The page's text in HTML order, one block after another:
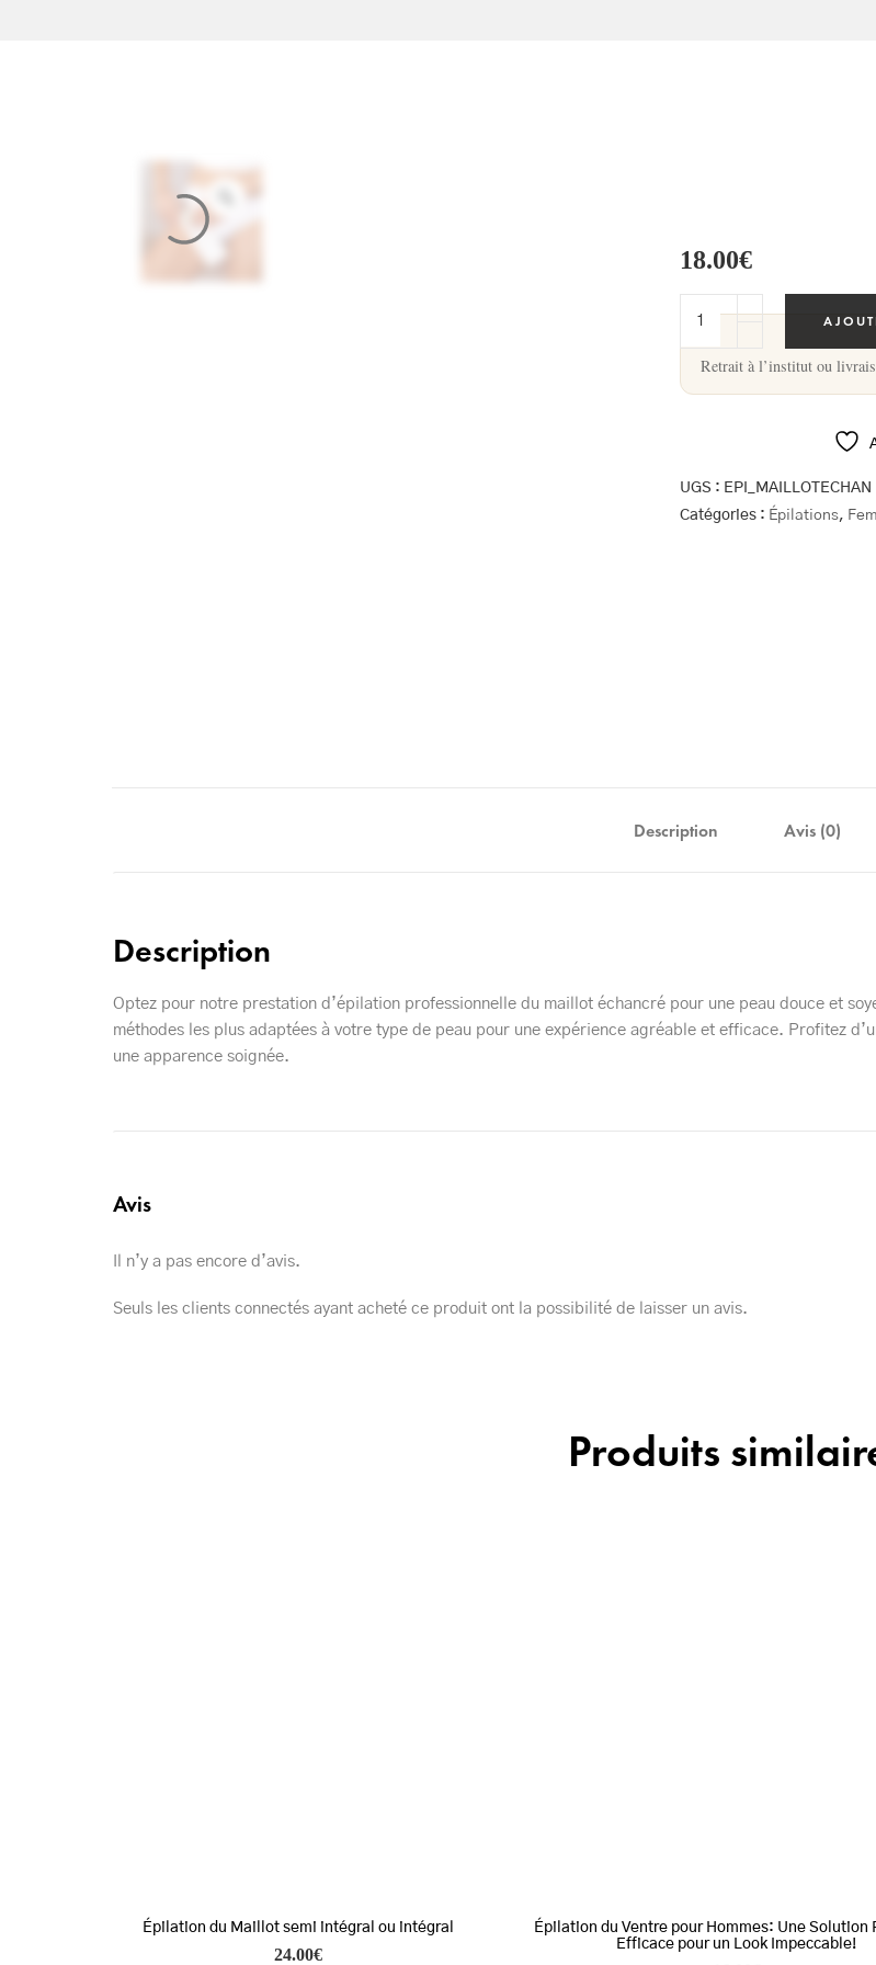
18.00€
Retrait à l’institut ou
UGS : EPI_MAILLOTECHAN
Catégories : Épilations,
Description Avis (0)
Description
Optez pour notre prestation d’épilation professionnelle du maillot échancré pour une peau douce et
méthodes les plus adaptées à votre type de peau pour une expérience agréable et efficace. Profitez
une apparence soignée.
Avis
Il n’y a pas encore d’avis.
Seuls les clients connectés ayant acheté ce produit ont la possibilité de laisser un avis.
Produits
Épilation du Maillot semi intégral ou intégral
24.00€
Épilation du Ventre pour Hommes: Une Solution
Efficace pour un Look Impeccable!